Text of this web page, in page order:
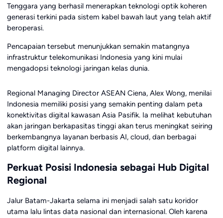
Tenggara yang berhasil menerapkan teknologi optik koheren
generasi terkini pada sistem kabel bawah laut yang telah aktif
beroperasi.
Pencapaian tersebut menunjukkan semakin matangnya
infrastruktur telekomunikasi Indonesia yang kini mulai
mengadopsi teknologi jaringan kelas dunia.
Regional Managing Director ASEAN Ciena, Alex Wong, menilai
Indonesia memiliki posisi yang semakin penting dalam peta
konektivitas digital kawasan Asia Pasifik. Ia melihat kebutuhan
akan jaringan berkapasitas tinggi akan terus meningkat seiring
berkembangnya layanan berbasis AI, cloud, dan berbagai
platform digital lainnya.
Perkuat Posisi Indonesia sebagai Hub Digital
Regional
Jalur Batam-Jakarta selama ini menjadi salah satu koridor
utama lalu lintas data nasional dan internasional. Oleh karena